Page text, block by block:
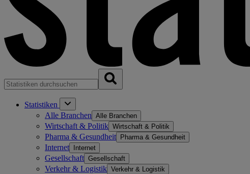
Statistiken
Alle Branchen Alle Branchen
Wirtschaft & Politik Wirtschaft & Politik
Pharma & Gesundheit Pharma & Gesundheit
Internet Internet
Gesellschaft Gesellschaft
Verkehr & Logistik Verkehr & Logistik